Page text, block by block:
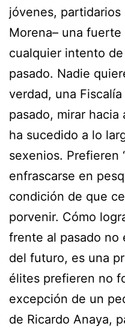
jóvenes, partidarios
Morena– una
cualquier intento
pasado. Nadie
verdad, una
pasado, mirar
ha sucedido a lo
sexenios. Prefieren
enfrascarse en
condición de que
porvenir. Cómo
frente al pasado no
del futuro, es una
élites prefieren no
excepción de un
de Ricardo Anaya,